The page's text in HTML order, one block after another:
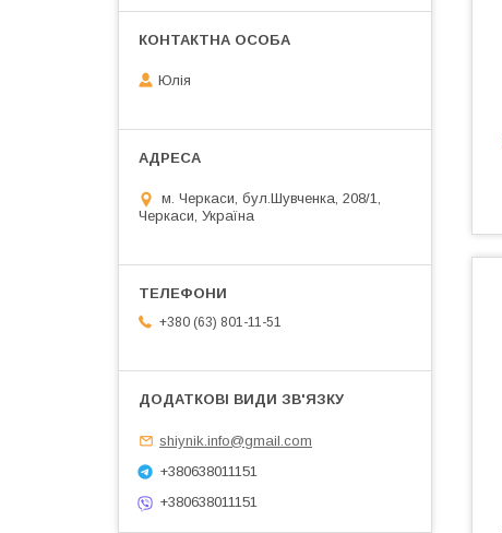
Юлія
м. Черкаси, бул.Шувченка, 208/1,
Черкаси, Україна
+380 (63) 801-11-51
shiynik.info@gmail.com
+380638011151
+380638011151